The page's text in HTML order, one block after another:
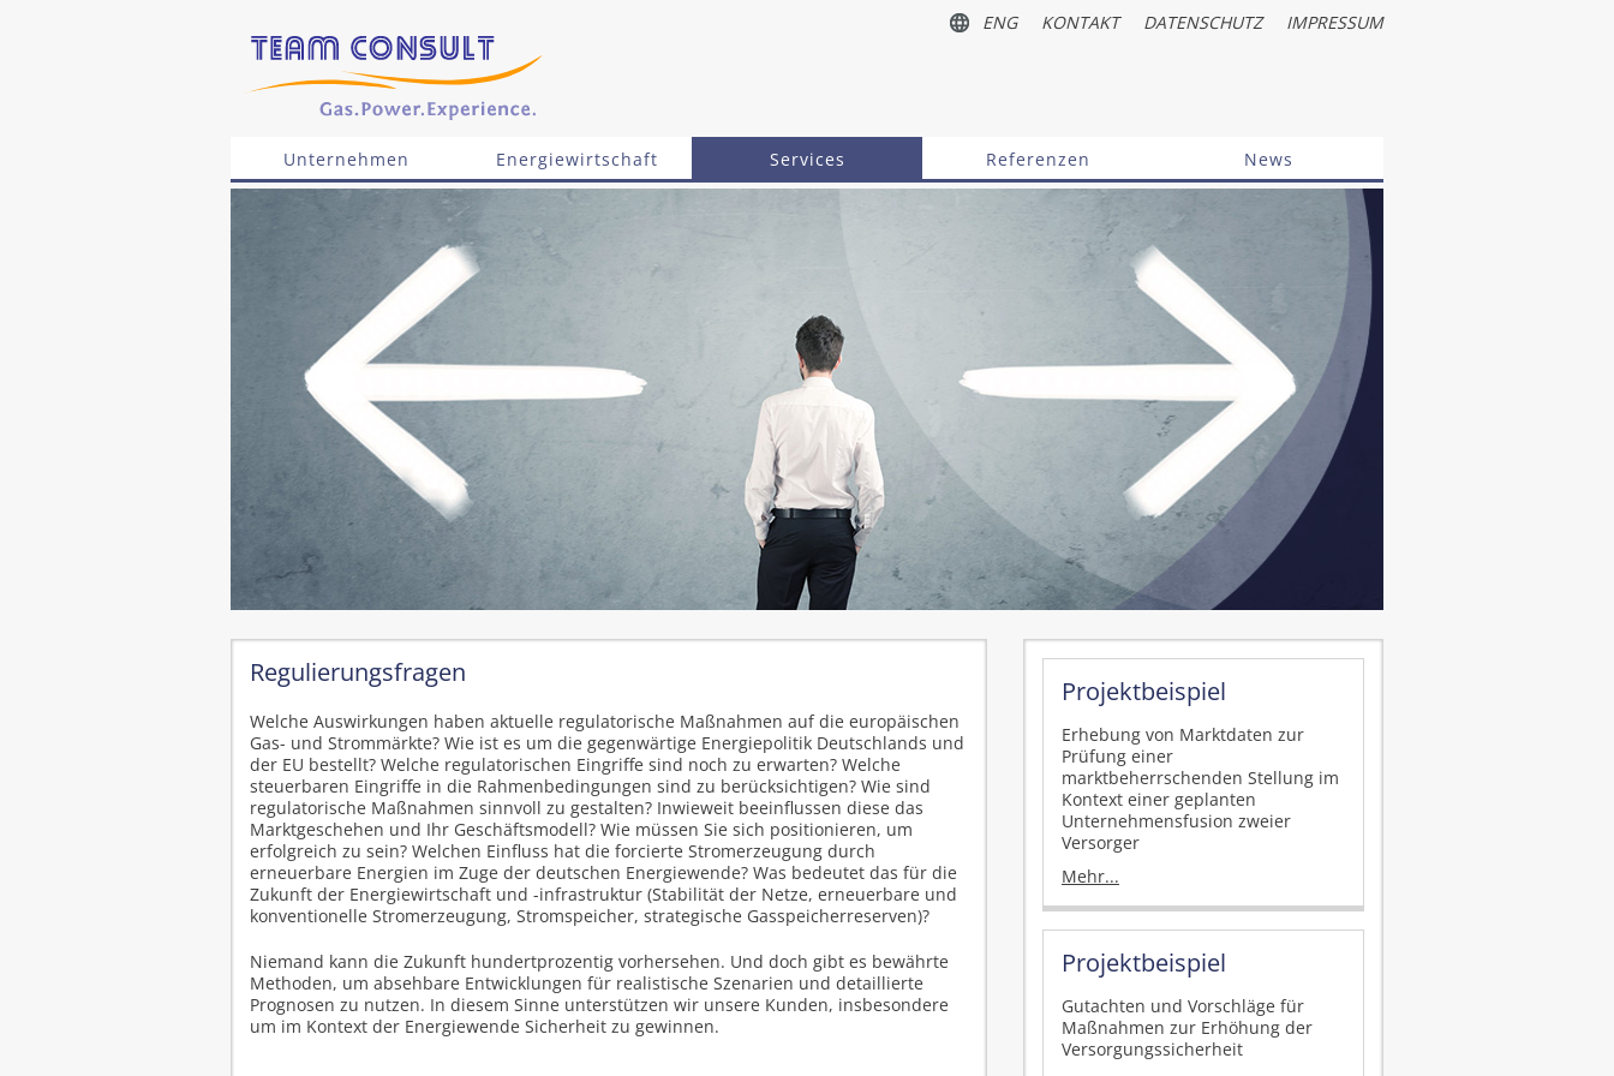
ENG KONTAKT DATENSCHUTZ IMPRESSUM
Unternehmen Energiewirtschaft Services Referenzen News
Regulierungsfragen
Welche Auswirkungen haben aktuelle regulatorische Maßnahmen auf die europäischen
Gas- und Strommärkte? Wie ist es um die gegenwärtige Energiepolitik Deutschlands und
der EU bestellt? Welche regulatorischen Eingriffe sind noch zu erwarten? Welche
steuerbaren Eingriffe in die Rahmenbedingungen sind zu berücksichtigen? Wie sind
regulatorische Maßnahmen sinnvoll zu gestalten? Inwieweit beeinflussen diese das
Marktgeschehen und Ihr Geschäftsmodell? Wie müssen Sie sich positionieren, um
erfolgreich zu sein? Welchen Einfluss hat die forcierte Stromerzeugung durch
erneuerbare Energien im Zuge der deutschen Energiewende? Was bedeutet das für die
Zukunft der Energiewirtschaft und -infrastruktur (Stabilität der Netze, erneuerbare und
konventionelle Stromerzeugung, Stromspeicher, strategische Gasspeicherreserven)?
Niemand kann die Zukunft hundertprozentig vorhersehen. Und doch gibt es bewährte
Methoden, um absehbare Entwicklungen für realistische Szenarien und detaillierte
Prognosen zu nutzen. In diesem Sinne unterstützen wir unsere Kunden, insbesondere
um im Kontext der Energiewende Sicherheit zu gewinnen.
Projektbeispiel
Erhebung von Marktdaten zur
Prüfung einer
marktbeherrschenden Stellung im
Kontext einer geplanten
Unternehmensfusion zweier
Versorger
Mehr...
Projektbeispiel
Gutachten und Vorschläge für
Maßnahmen zur Erhöhung der
Versorgungssicherheit